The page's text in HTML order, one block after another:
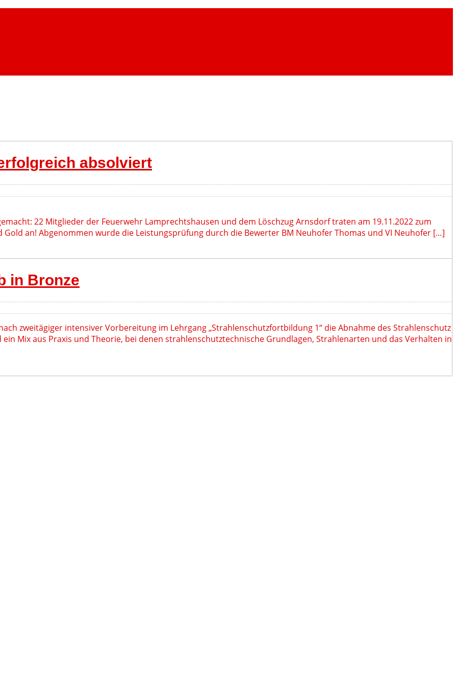
absolviert
22 Mitglieder der Feuerwehr Lamprechtshausen und dem Löschzug Arnsdorf traten am 19.11.2022 zum
Gold an! Abgenommen wurde die Leistungsprüfung durch die Bewerter BM Neuhofer Thomas und VI Neuhofer […]
in Bronze
zweitägiger intensiver Vorbereitung im Lehrgang „Strahlenschutzfortbildung 1“ die Abnahme des Strahlenschutz
Mix aus Praxis und Theorie, bei denen strahlenschutztechnische Grundlagen, Strahlenarten und das Verhalten in